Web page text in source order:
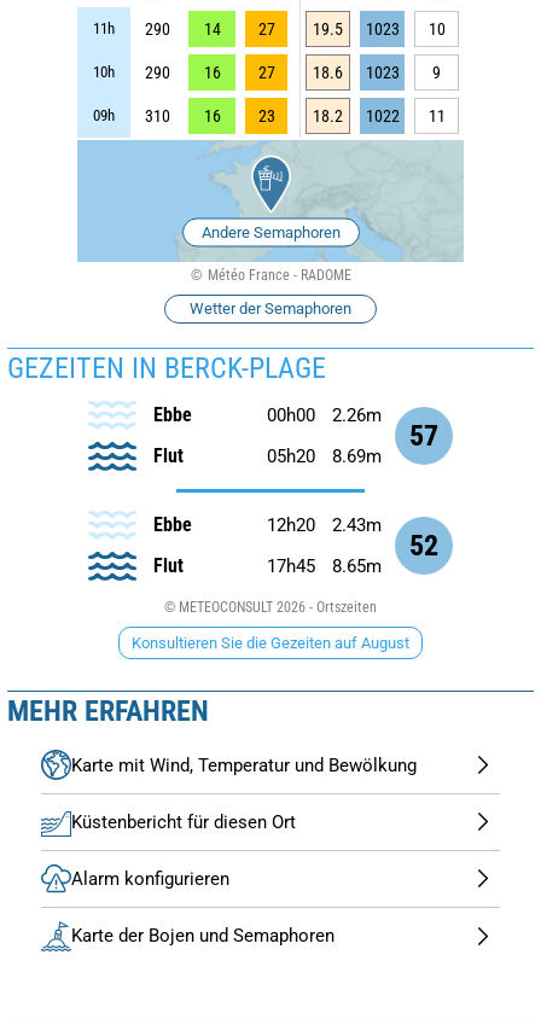
11h 290 14 27 19.5 1023 10
10h 290 16 27 18.6 1023 9
09h 310 16 23 18.2 1022 11
Andere Semaphoren
Météo France - RADOME
Wetter der Semaphoren
GEZEITEN IN BERCK-PLAGE
57
Ebbe 00h00 2.26m
Flut 05h20 8.69m
52
Ebbe 12h20 2.43m
Flut 17h45 8.65m
© METEOCONSULT 2026 - Ortszeiten
Konsultieren Sie die Gezeiten auf August
MEHR ERFAHREN
Karte mit Wind, Temperatur und Bewölkung
Küstenbericht für diesen Ort
Alarm konfigurieren
Karte der Bojen und Semaphoren